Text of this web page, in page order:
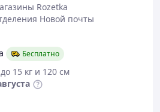
Rozetka
Новой почты
Бесплатно
15 кг и 120 см